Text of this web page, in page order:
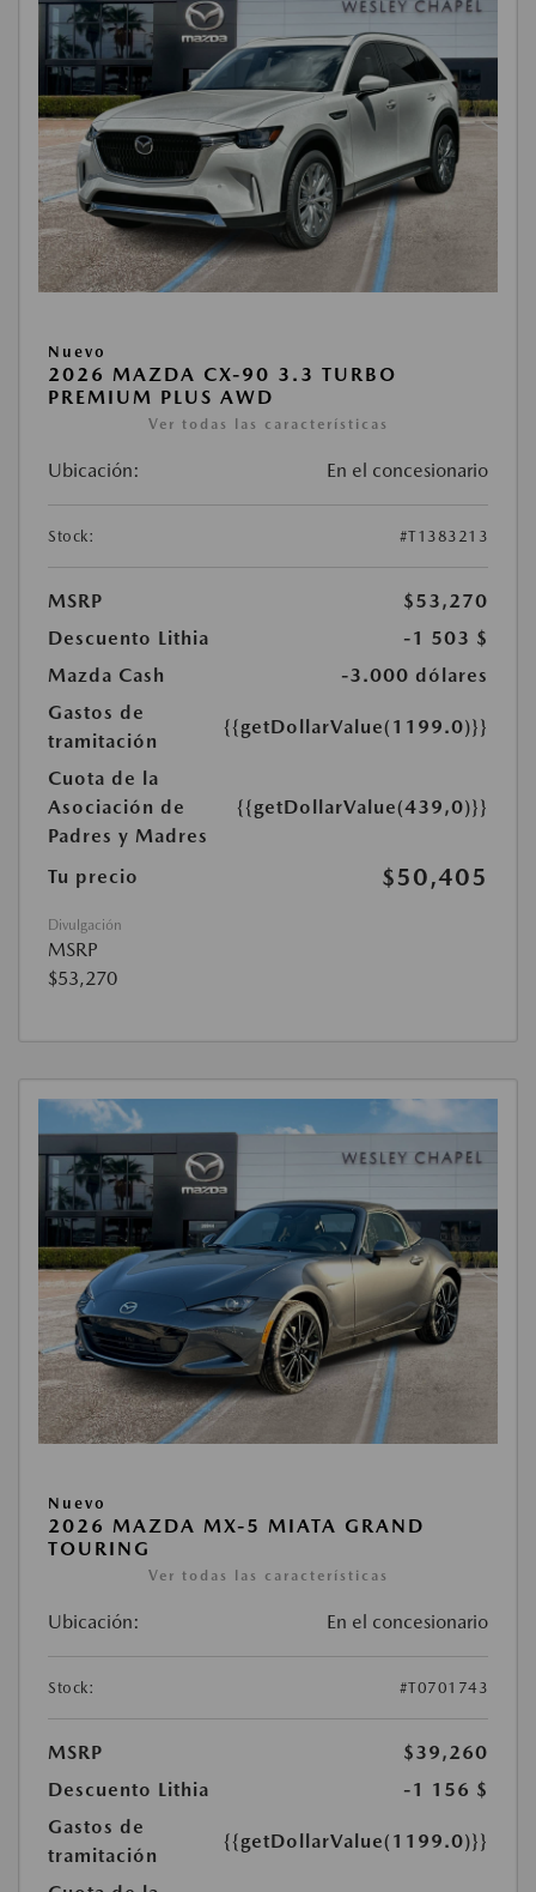
Nuevo
2026 MAZDA CX-90 3.3 TURBO
PREMIUM PLUS AWD
Ver todas las características
Ubicación: En el concesionario
Stock: #T1383213
MSRP
$53,270
Descuento Lithia
-1 503 $
Mazda Cash
-3.000 dólares
Gastos de
tramitación
{{getDollarValue(1199.0)}}
Cuota de la
Asociación de
Padres y Madres
{{getDollarValue(439,0)}}
Tu precio $50,405
Divulgación
MSRP
$53,270
Nuevo
2026 MAZDA MX-5 MIATA GRAND
TOURING
Ver todas las características
Ubicación: En el concesionario
Stock: #T0701743
MSRP
$39,260
Descuento Lithia
-1 156 $
Gastos de
tramitación
{{getDollarValue(1199.0)}}